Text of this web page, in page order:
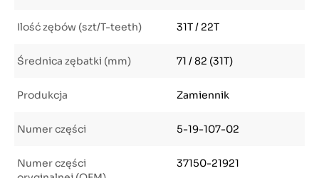
Ilość zębów (szt/T-teeth) 31T / 22T
Średnica zębatki (mm) 71 / 82 (31T)
Produkcja Zamiennik
Numer części 5-19-107-02
Numer części
37150-21921